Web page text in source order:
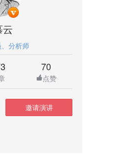
云
分析师
70
点赞
邀请演讲